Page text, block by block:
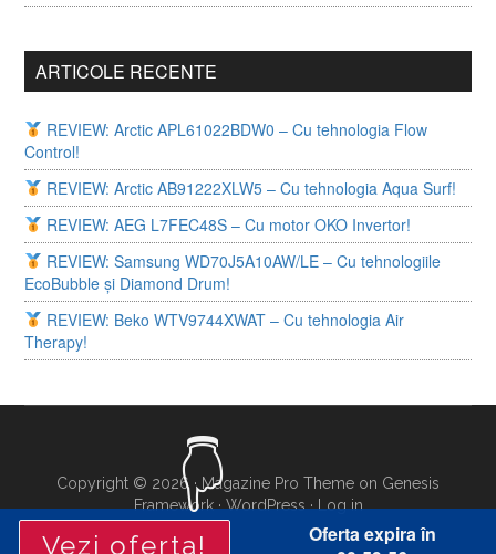
Vezi oferta!
Oferta expira în
ARTICOLE RECENTE
REVIEW: Arctic APL61022BDW0 – Cu tehnologia Flow
Control!
REVIEW: Arctic AB91222XLW5 – Cu tehnologia Aqua Surf!
REVIEW: AEG L7FEC48S – Cu motor OKO Invertor!
REVIEW: Samsung WD70J5A10AW/LE – Cu tehnologiile
EcoBubble și Diamond Drum!
REVIEW: Beko WTV9744XWAT – Cu tehnologia Air
Therapy!
Copyright © 2026 · Magazine Pro Theme on Genesis
Framework·WordPress·Log in